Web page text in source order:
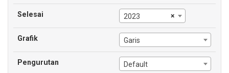
Selesai ×
2023
Grafik Garis
Pengurutan Default